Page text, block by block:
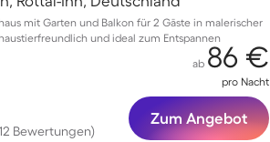
mit Garten und Balkon für 2 Gäste in malerischer
und ideal zum Entspannen
Bewertungen)
ab 86 €
pro Nacht
Zum Angebot